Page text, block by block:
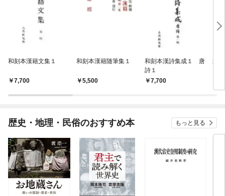
和刻本漢籍文集１
7,700
和刻本漢籍随筆集１
5,500
和刻本漢詩集成１ 唐
詩１
7,700
影
歴史・地理・民俗のおすすめ本 もっと見る